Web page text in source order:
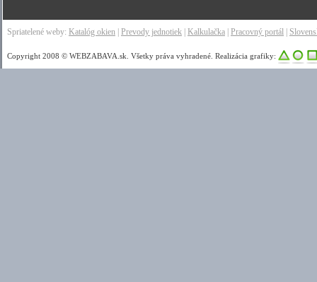
Spriatelené weby: Katalóg okien Prevody jednotiek Kalkulačka Pracovný portál
Copyright 2008 © WEBZABAVA.sk. Všetky práva vyhradené. Realizácia grafiky: